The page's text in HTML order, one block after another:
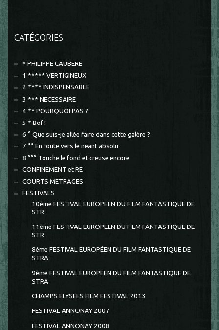
CATÉGORIES
* PHILIPPE CAUBERE
1 ***** VERTIGINEUX
2 **** INDISPENSABLE
3 *** NECESSAIRE
4 ** POURQUOI PAS ?
5 * Bof !
6 ° Que suis-je allée faire dans cette galère ?
7 °° En route vers le néant absolu
8 °°° Touche le fond et creuse encore
CONFINEMENT et RE
COURTS METRAGES
FESTIVALS
10ème FESTIVAL EUROPEEN DU FILM FANTASTIQUE DE
STR
11ème FESTIVAL EUROPEEN DU FILM FANTASTIQUE DE
STR
8ème FESTIVAL EUROPÉEN DU FILM FANTASTIQUE DE
STRA
9ème FESTIVAL EUROPEEN DU FILM FANTASTIQUE DE
STRA
CHAMPS ELYSEES FILM FESTIVAL 2013
FESTIVAL ANNONAY 2007
FESTIVAL ANNONAY 2008